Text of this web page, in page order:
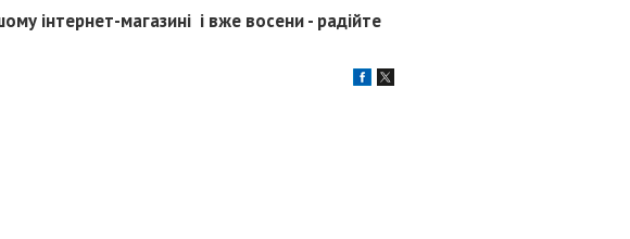
інтернет-магазині і вже восени - радійте